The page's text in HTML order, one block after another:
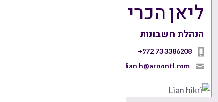
ליאן הכרי
הנהלת חשבונות
+972 73 3386208
lian.h@arnontl.com